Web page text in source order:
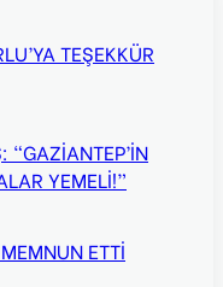
TEŞEKKÜR
“GAZİANTEP’İN
YEMELİ!”
ETTİ